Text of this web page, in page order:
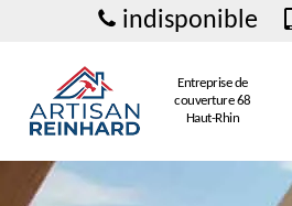
indisponible
Entreprise de
couverture 68
Haut-Rhin